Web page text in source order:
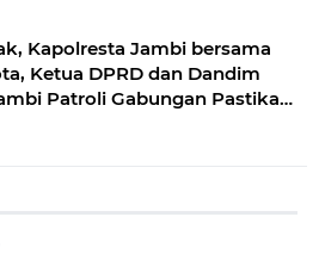
Kapolresta Jambi bersama
Ketua DPRD dan Dandim
Patroli Gabungan Pastikan